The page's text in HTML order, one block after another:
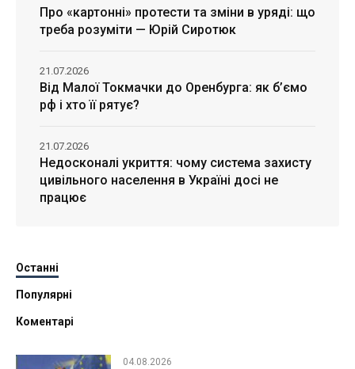
Про «картонні» протести та зміни в уряді: що
треба розуміти — Юрій Сиротюк
Від Малої Токмачки до Оренбурга: як б’ємо
рф і хто її рятує?
21.07.2026
Недосконалі укриття: чому система захисту
цивільного населення в Україні досі не
працює
21.07.2026
Останні
Популярні
Коментарі
04.08.2026